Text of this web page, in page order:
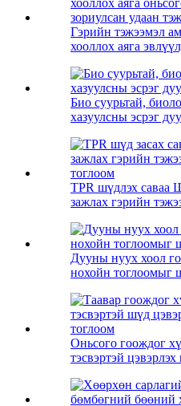
Гэрийн тэжээмэл
хооллох аяга
Био суурьтай,
хазуулсны эсрэг
TPR шүдлэх саваа
зажлах гэрийн
Дууны нуух хоол
нохойн тоглоомыг
Оньсого гоождог
тэсвэртэй